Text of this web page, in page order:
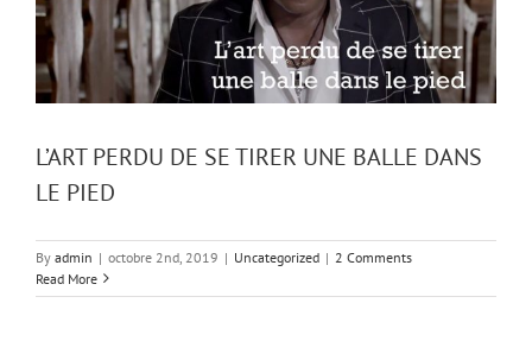
L’ART PERDU DE SE TIRER UNE BALLE DANS
LE PIED
By admin | octobre 2nd, 2019 | Uncategorized | 2 Comments
Read More